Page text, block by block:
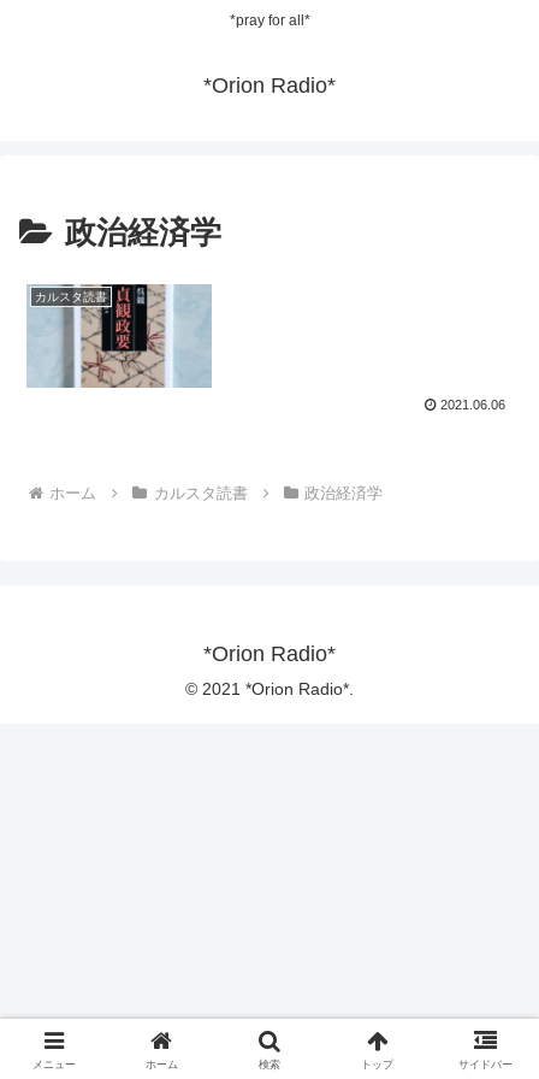
*pray for all*
*Orion Radio*
政治経済学
カルスタ読書
2021.06.06
ホーム カルスタ読書 政治経済学
*Orion Radio*
© 2021 *Orion Radio*.
メニュー ホーム 検索 トップ サイドバー